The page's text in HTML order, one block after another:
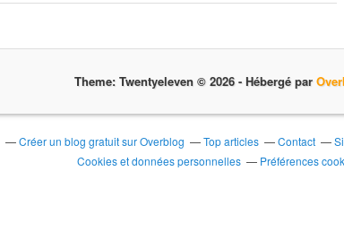
Theme: Twentyeleven © 2026 - Hébergé par
Créer un blog gratuit sur Overblog Top articles Contact
Cookies et données personnelles
Préférences